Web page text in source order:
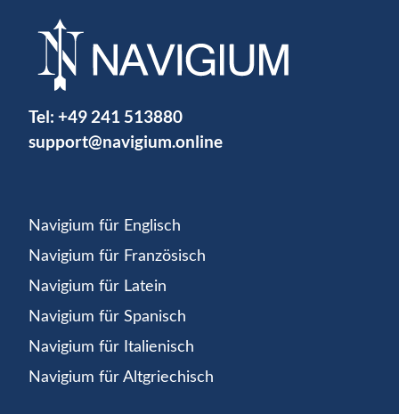
Tel: +49 241 513880
support@navigium.online
Navigium für Englisch
Navigium für Französisch
Navigium für Latein
Navigium für Spanisch
Navigium für Italienisch
Navigium für Altgriechisch